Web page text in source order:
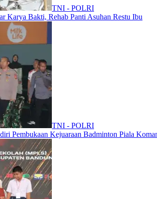
TNI - POLRI
Karya Bakti, Rehab Panti Asuhan Restu Ibu
TNI - POLRI
Pembukaan Kejuaraan Badminton Piala